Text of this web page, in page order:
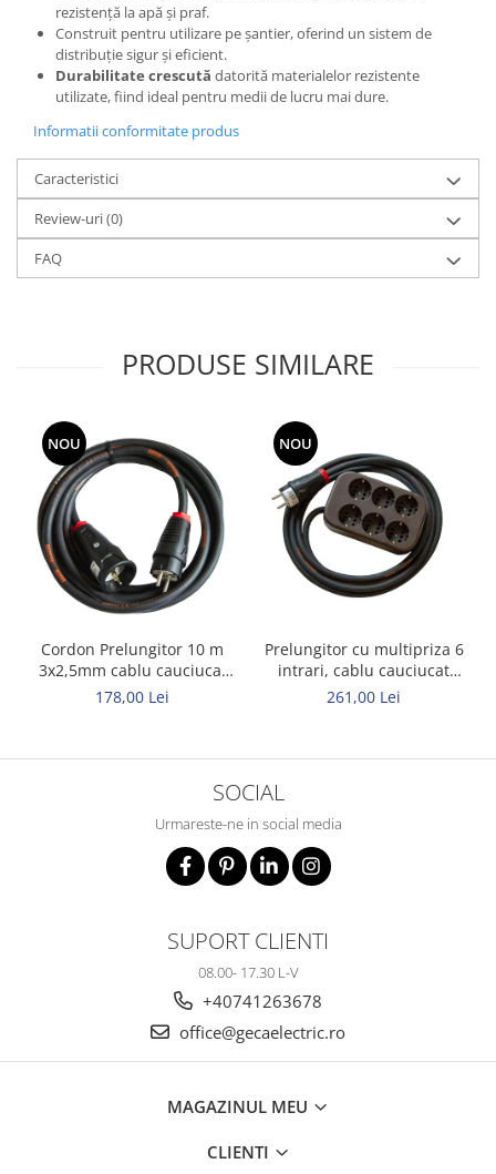
rezistență la apă și praf.
Construit pentru utilizare pe șantier, oferind un sistem de
distribuție sigur și eficient.
Durabilitate crescută datorită materialelor rezistente
utilizate, fiind ideal pentru medii de lucru mai dure.
Informatii conformitate produs
Caracteristici
Review-uri(0)
FAQ
PRODUSE SIMILARE
NOU
Cordon Prelungitor 10 m
3x2,5mm cablu cauciucat
Titanex
178,00 Lei
NOU
Prelungitor cu multipriza 6
intrari, cablu cauciucat
Titanex 10m 3x2,5mm
261,00 Lei
SOCIAL
Urmareste-ne in social media
SUPORT CLIENTI
08.00- 17.30 L-V
+40741263678
office@gecaelectric.ro
MAGAZINUL MEU
CLIENTI